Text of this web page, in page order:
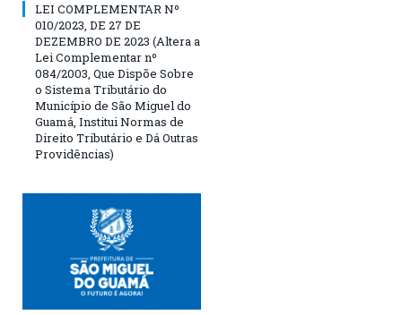
LEI COMPLEMENTAR Nº
010/2023, DE 27 DE
DEZEMBRO DE 2023 (Altera a
Lei Complementar nº
084/2003, Que Dispõe Sobre
o Sistema Tributário do
Município de São Miguel do
Guamá, Institui Normas de
Direito Tributário e Dá Outras
Providências)